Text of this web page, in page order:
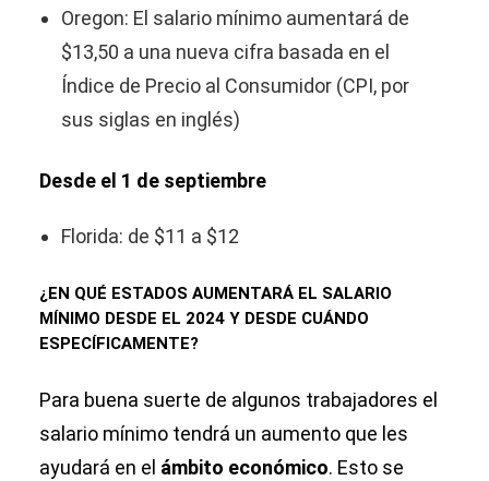
Oregon: El salario mínimo aumentará de
$13,50 a una nueva cifra basada en el
Índice de Precio al Consumidor (CPI, por
sus siglas en inglés)
Desde el 1 de septiembre
Florida: de $11 a $12
¿EN QUÉ ESTADOS AUMENTARÁ EL SALARIO
MÍNIMO DESDE EL 2024 Y DESDE CUÁNDO
ESPECÍFICAMENTE?
Para buena suerte de algunos trabajadores el
salario mínimo tendrá un aumento que les
ayudará en el ámbito económico. Esto se